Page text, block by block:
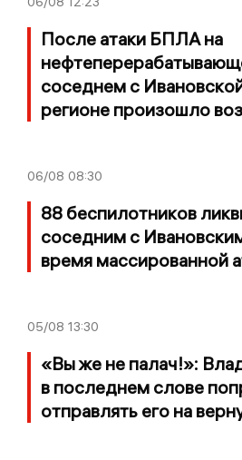
После атаки БПЛА на
соседнем с
регионе произошло
06/08 08:30
88 беспилотников
соседним с
время массированной
05/08 13:30
«Вы же не палач!»:
в последнем слове
отправлять его на